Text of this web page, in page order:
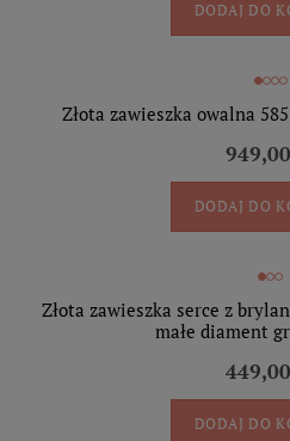
DODAJ DO
Złota zawieszka owalna
DODAJ DO
Złota zawieszka serce z
małe diament
DODAJ DO